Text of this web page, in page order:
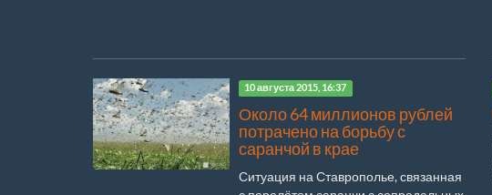
10 августа 2015, 16:37
Около 64 миллионов рублей
потрачено на борьбу с
саранчой в крае
Ситуация на Ставрополье, связанная